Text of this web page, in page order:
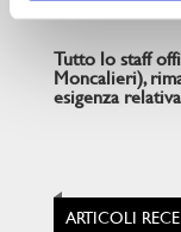
Tutto lo staff
Moncalieri),
esigenza
ARTICOLI